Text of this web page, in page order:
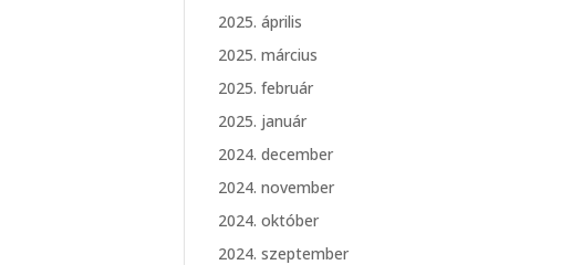
2025. április
2025. március
2025. február
2025. január
2024. december
2024. november
2024. október
2024. szeptember